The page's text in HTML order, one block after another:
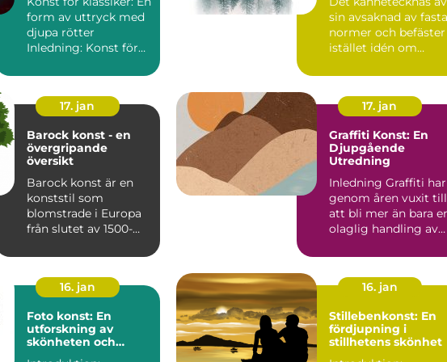
form av uttryck med
djupa rötter
Inledning: Konst för
av 1900-talet som en
motreaktion mot
modernismens
stränga regler och
sin avsaknad av fasta
normer och befäster
istället idén om
s...
17. jan
Barock konst - en
övergripande
översikt
Barock konst är en
konststil som
blomstrade i Europa
från slutet av 1500-
1700-t...
17. jan
Graffiti Konst: En
Djupgående
Utredning
Inledning Graffiti har
genom åren vuxit till
att bli mer än bara
olaglig handling av
16. jan
Foto konst: En
utforskning av
skönheten och
16. jan
Stillebenkonst: En
fördjupning i
stillhetens skönhet